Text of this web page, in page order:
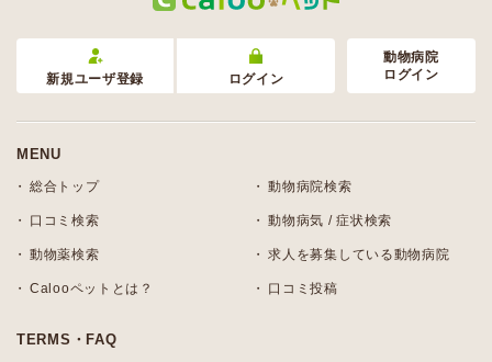
新規ユーザ登録 ログイン
動物病院
ログイン
MENU
総合トップ 動物病院検索
口コミ検索 動物病気 / 症状検索
動物薬検索 求人を募集している動物病院
Calooペットとは？ 口コミ投稿
TERMS・FAQ